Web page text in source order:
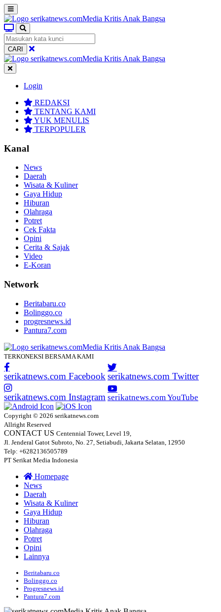
CARI
Login
REDAKSI
TENTANG KAMI
YUK MENULIS
TERPOPULER
Kanal
News
Daerah
Wisata & Kuliner
Gaya Hidup
Hiburan
Olahraga
Potret
Cek Fakta
Opini
Cerita & Sajak
Video
E-Koran
Network
Beritabaru.co
Bolinggo.co
progresnews.id
Pantura7.com
TERKONEKSI BERSAMA KAMI
serikatnews.com Facebook serikatnews.com Twitter
serikatnews.com Instagram serikatnews.com YouTube
Copyright © 2026 serikatnews.com
Allright Reserved
CONTACT US Centennial Tower, Level 19,
Jl. Jenderal Gatot Subroto, No. 27, Setiabudi, Jakarta Selatan, 12950
Telp: +6282136505789
PT Serikat Media Indonesia
Homepage
News
Daerah
Wisata & Kuliner
Gaya Hidup
Hiburan
Olahraga
Potret
Opini
Lainnya
Beritabaru.co
Bolinggo.co
Progresnews.id
Pantura7.com